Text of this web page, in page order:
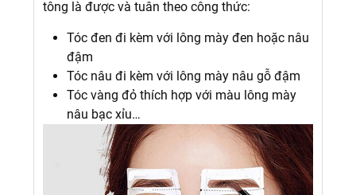
tông là được và tuân theo công thức:
Tóc đen đi kèm với lông mày đen hoặc nâu
đậm
Tóc nâu đi kèm với lông mày nâu gỗ đậm
Tóc vàng đỏ thích hợp với màu lông mày
nâu bạc xỉu…